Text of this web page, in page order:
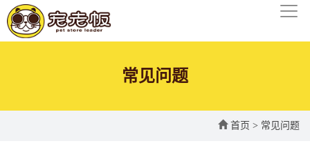
常见问题
首页 > 常见问题